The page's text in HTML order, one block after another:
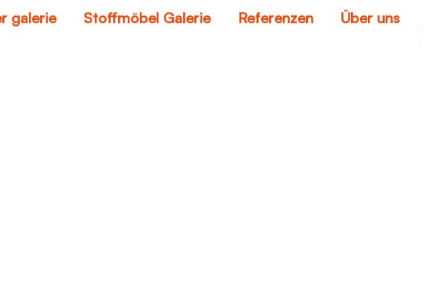
galerie Stoffmöbel Galerie Referenzen Über uns